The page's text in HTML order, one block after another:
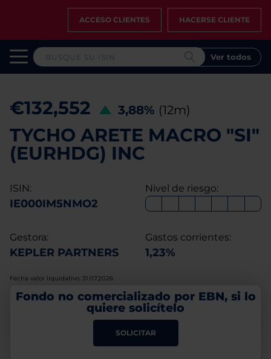
ACCESO CLIENTES HACERSE CLIENTE
Ver todos
€132,552 3,88% (12m)
TYCHO ARETE MACRO "SI"
(EURHDG) INC
ISIN:
IE000IM5NMO2
Nivel de riesgo:
Gestora:
KEPLER PARTNERS
Gastos corrientes:
1,23%
Fecha valor liquidativo: 31.07.2026
Fondo no comercializado por EBN, si lo
quiere solicítelo
SOLICITAR